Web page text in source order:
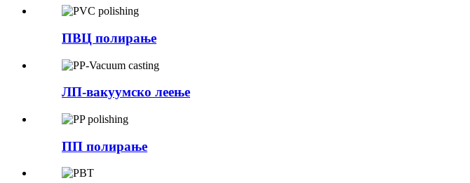
ПВЦ полирање
ЛП-вакуумско леење
ПП полирање